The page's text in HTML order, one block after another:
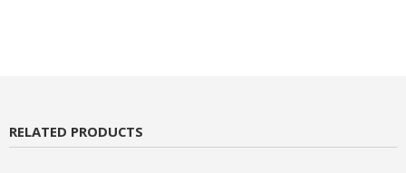
RELATED PRODUCTS